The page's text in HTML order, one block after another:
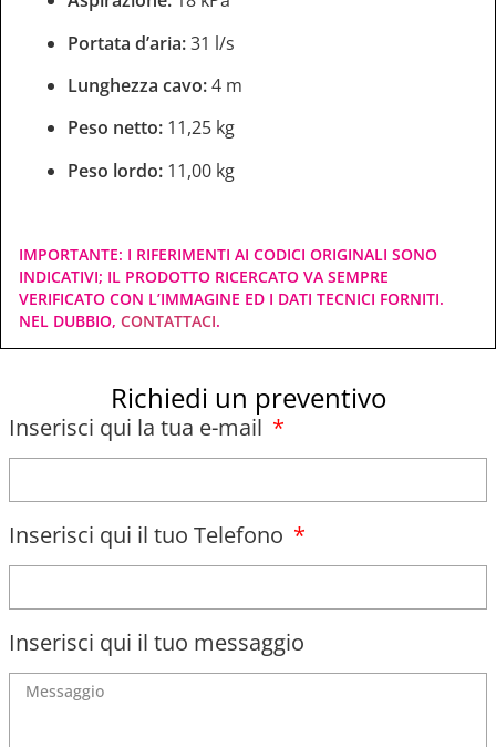
Portata d’aria:31 l/s
Lunghezza cavo:4 m
Peso netto: 11,25 kg
Peso lordo: 11,00 kg
IMPORTANTE: I RIFERIMENTI AI CODICI ORIGINALI SONO
INDICATIVI; IL PRODOTTO RICERCATO VA SEMPRE
VERIFICATO CON L’IMMAGINE ED I DATI TECNICI FORNITI.
NEL DUBBIO, CONTATTACI.
Richiedi un preventivo
Inserisci qui la tua e-mail
Inserisci qui il tuo Telefono
Inserisci qui il tuo messaggio